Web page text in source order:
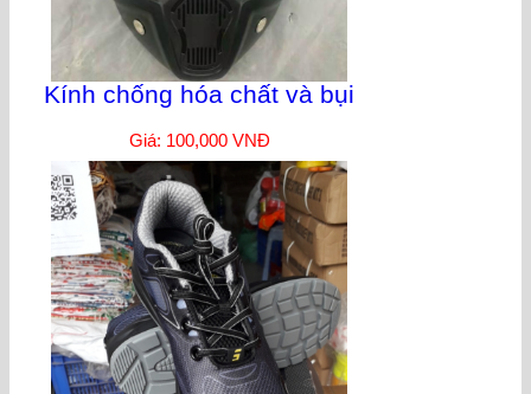
Kính chống hóa chất và bụi
Giá: 100,000 VNĐ